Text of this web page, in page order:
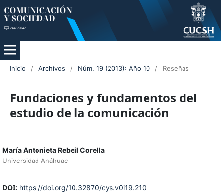
Inicio / Archivos / Núm. 19 (2013): Año 10 / Reseñas
Fundaciones y fundamentos del
estudio de la comunicación
María Antonieta Rebeil Corella
Universidad Anáhuac
DOI: https://doi.org/10.32870/cys.v0i19.210